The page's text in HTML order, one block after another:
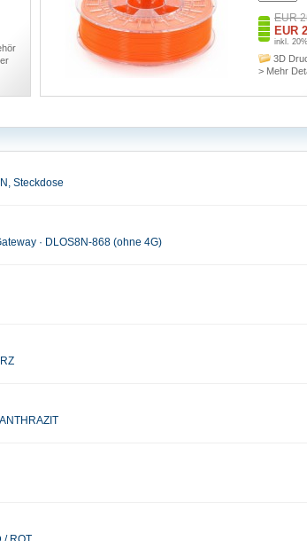
EUR
EUR
inkl.
3D
> Mehr
Steckdose
· DLOS8N-868 (ohne 4G)